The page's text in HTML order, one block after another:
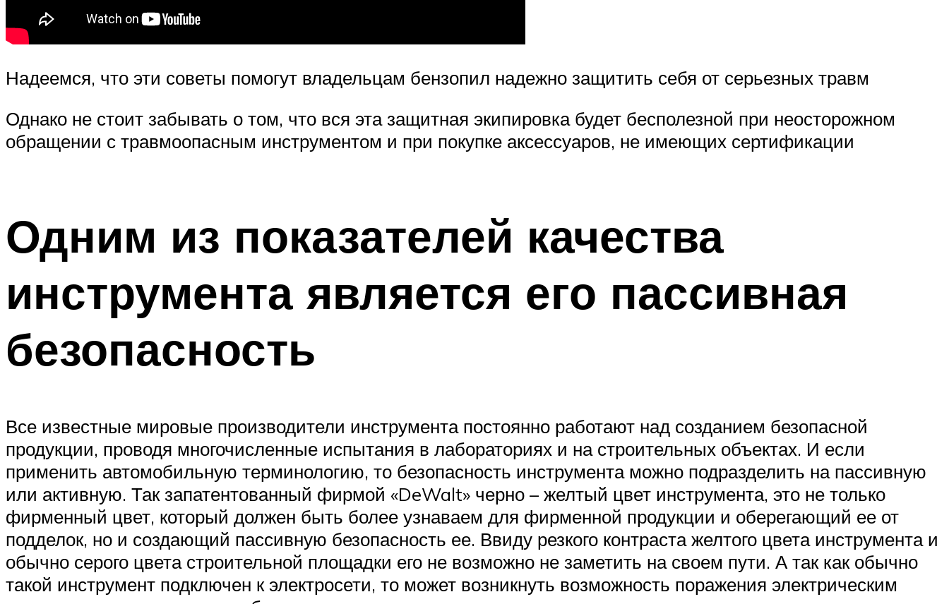
Надеемся, что эти советы помогут владельцам бензопил надежно защитить себя от серьезных травм
Однако не стоит забывать о том, что вся эта защитная экипировка будет бесполезной при неосторожном
обращении с травмоопасным инструментом и при покупке аксессуаров, не имеющих сертификации
Одним из показателей качества
инструмента является его пассивная
безопасность
Все известные мировые производители инструмента постоянно работают над созданием безопасной
продукции, проводя многочисленные испытания в лабораториях и на строительных объектах. И если
применить автомобильную терминологию, то безопасность инструмента можно подразделить на пассивную
или активную. Так запатентованный фирмой «DeWalt» черно – желтый цвет инструмента, это не только
фирменный цвет, который должен быть более узнаваем для фирменной продукции и оберегающий ее от
подделок, но и создающий пассивную безопасность ее. Ввиду резкого контраста желтого цвета инструмента и
обычно серого цвета строительной площадки его не возможно не заметить на своем пути. А так как обычно
такой инструмент подключен к электросети, то может возникнуть возможность поражения электрическим